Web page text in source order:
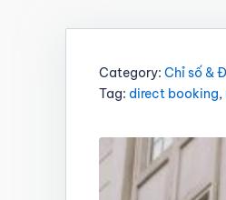
Category:Chỉ số &
Tag: direct booking,